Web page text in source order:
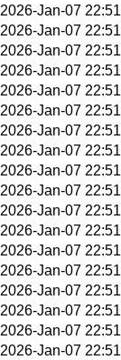
2026-Jan-07 22:51
2026-Jan-07 22:51
2026-Jan-07 22:51
2026-Jan-07 22:51
2026-Jan-07 22:51
2026-Jan-07 22:51
2026-Jan-07 22:51
2026-Jan-07 22:51
2026-Jan-07 22:51
2026-Jan-07 22:51
2026-Jan-07 22:51
2026-Jan-07 22:51
2026-Jan-07 22:51
2026-Jan-07 22:51
2026-Jan-07 22:51
2026-Jan-07 22:51
2026-Jan-07 22:51
2026-Jan-07 22:51